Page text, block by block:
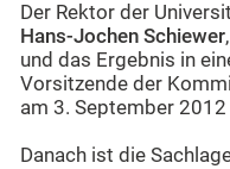
Der Rektor der
Hans-Jochen Schiewer
und das Ergebnis in
Vorsitzende der
am 3. September
Danach ist die